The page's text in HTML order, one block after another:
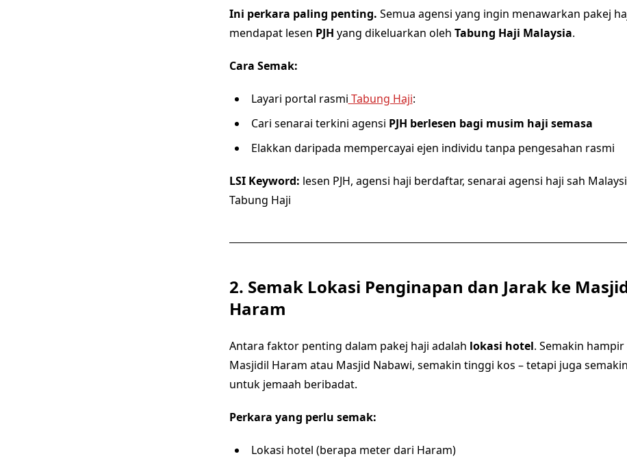
Ini perkara paling penting. Semua agensi yang ingin menawarkan pakej
mendapat lesen PJH yang dikeluarkan oleh Tabung Haji Malaysia.
Cara Semak:
Layari portal rasmi Tabung Haji:
Cari senarai terkini agensi PJH berlesen bagi musim haji semasa
Elakkan daripada mempercayai ejen individu tanpa pengesahan rasmi
LSI Keyword: lesen PJH, agensi haji berdaftar, senarai agensi haji sah
Tabung Haji
2. Semak Lokasi Penginapan dan Jarak ke
Haram
Antara faktor penting dalam pakej haji adalah lokasi hotel. Semakin
Masjidil Haram atau Masjid Nabawi, semakin tinggi kos – tetapi juga
untuk jemaah beribadat.
Perkara yang perlu semak:
Lokasi hotel (berapa meter dari Haram)